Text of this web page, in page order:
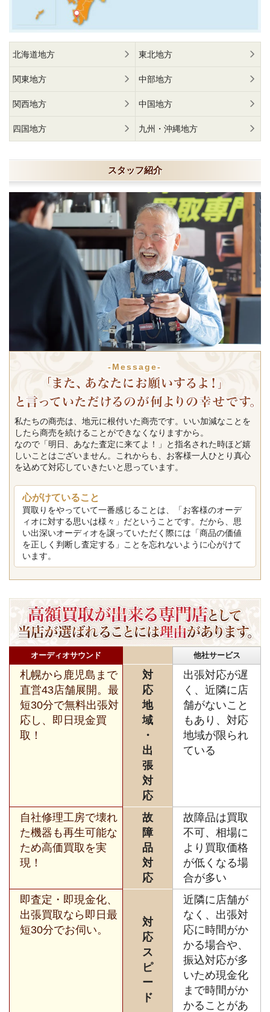
北海道地方 東北地方
関東地方 中部地方
関西地方 中国地方
四国地方 九州・沖縄地方
スタッフ紹介
-Message-
私たちの商売は、地元に根付いた商売です。いい加減なことを
したら商売を続けることができなくなりますから。
なので「明日、あなた査定に来てよ！」と指名された時ほど嬉
しいことはございません。これからも、お客様一人ひとり真心
を込めて対応していきたいと思っています。
心がけていること
買取りをやっていて一番感じることは、「お客様のオーデ
ィオに対する思いは様々」だということです。だから、思
い出深いオーディオを譲っていただく際には「商品の価値
を正しく判断し査定する」ことを忘れないように心がけて
います。
オーディオサウンド 他社サービス
札幌から鹿児島まで
直営43店舗展開。最
短30分で無料出張対
応し、即日現金買
取！
対
応
地
域
・
出
張
対
応
出張対応が遅
く、近隣に店
舗がないこと
もあり、対応
地域が限られ
ている
自社修理工房で壊れ
た機器も再生可能な
ため高価買取を実
現！
故
障
品
対
応
故障品は買取
不可、相場に
より買取価格
が低くなる場
合が多い
即査定・即現金化、
出張買取なら即日最
短30分でお伺い。
対
応
ス
ピ
ー
ド
近隣に店舗が
なく、出張対
応に時間がか
かる場合や、
振込対応が多
いため現金化
まで時間がか
かることがあ